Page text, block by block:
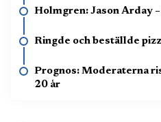
Holmgren: Jason Arday
Ringde och beställde
Prognos: Moderaterna
20 år